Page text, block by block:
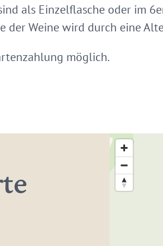
als Einzelflasche oder im
der Weine wird durch eine
möglich.